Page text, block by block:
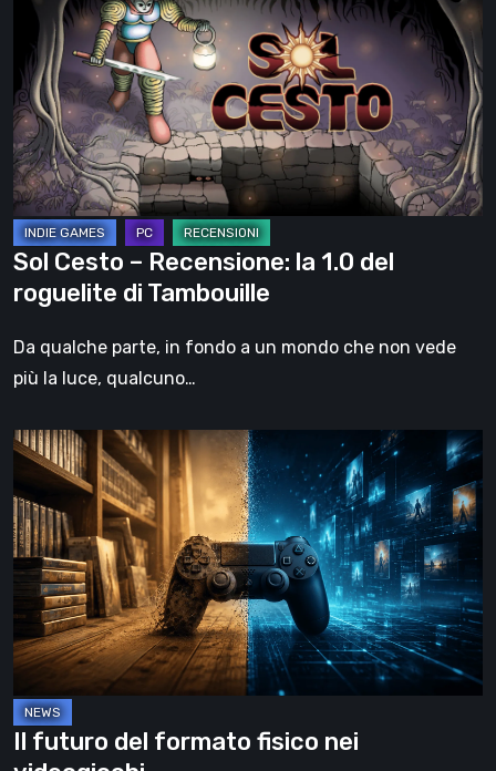
Recensione:
la
1.0
del
roguelite
di
Tambouille
Sol Cesto – Recensione: la 1.0 del
roguelite di Tambouille
Da qualche parte, in fondo a un mondo che non vede
più la luce, qualcuno…
Il
futuro
del
formato
fisico
videogiochi
Il futuro del formato fisico nei